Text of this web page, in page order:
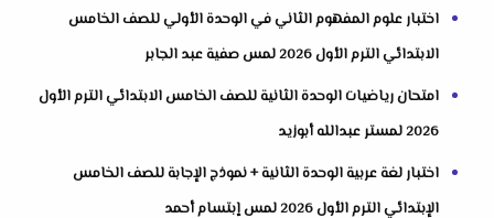
اختبار علوم المفهوم الثاني في الوحدة الأولي للصف الخامس
الابتدائي الترم الأول 2026 لمس صفية عبد الجابر
امتحان رياضيات الوحدة الثانية للصف الخامس الابتدائي الترم الأول
2026 لمستر عبدالله أبوزيد
اختبار لغة عربية الوحدة الثانية + نموذج الإجابة للصف الخامس
الإبتدائي الترم الأول 2026 لمس إبتسام أحمد